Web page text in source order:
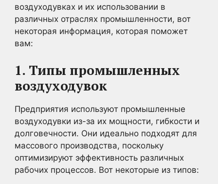
воздуходувках и их использовании в
различных отраслях промышленности, вот
некоторая информация, которая поможет
вам:
1. Типы промышленных
воздуходувок
Предприятия используют промышленные
воздуходувки из-за их мощности, гибкости и
долговечности. Они идеально подходят для
массового производства, поскольку
оптимизируют эффективность различных
рабочих процессов. Вот некоторые из типов: